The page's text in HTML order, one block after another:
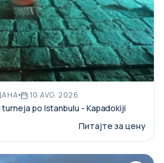
10 AVG. 2026
po Istanbulu - Kapadokiji
Питајте за цену